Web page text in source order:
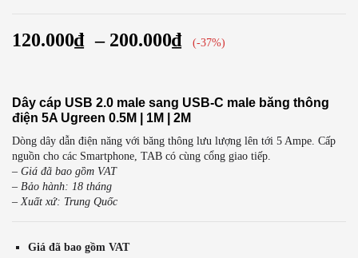
120.000₫ – 200.000₫ (-37%)
Dây cáp USB 2.0 male sang USB-C male băng thông
điện 5A Ugreen 0.5M | 1M | 2M
Dòng dây dẫn điện năng với băng thông lưu lượng lên tới 5 Ampe. Cấp
nguồn cho các Smartphone, TAB có cùng cổng giao tiếp.
– Giá đã bao gồm VAT
– Bảo hành: 18 tháng
– Xuất xứ: Trung Quốc
Giá đã bao gồm VAT